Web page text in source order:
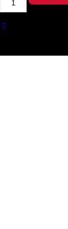
cantidad